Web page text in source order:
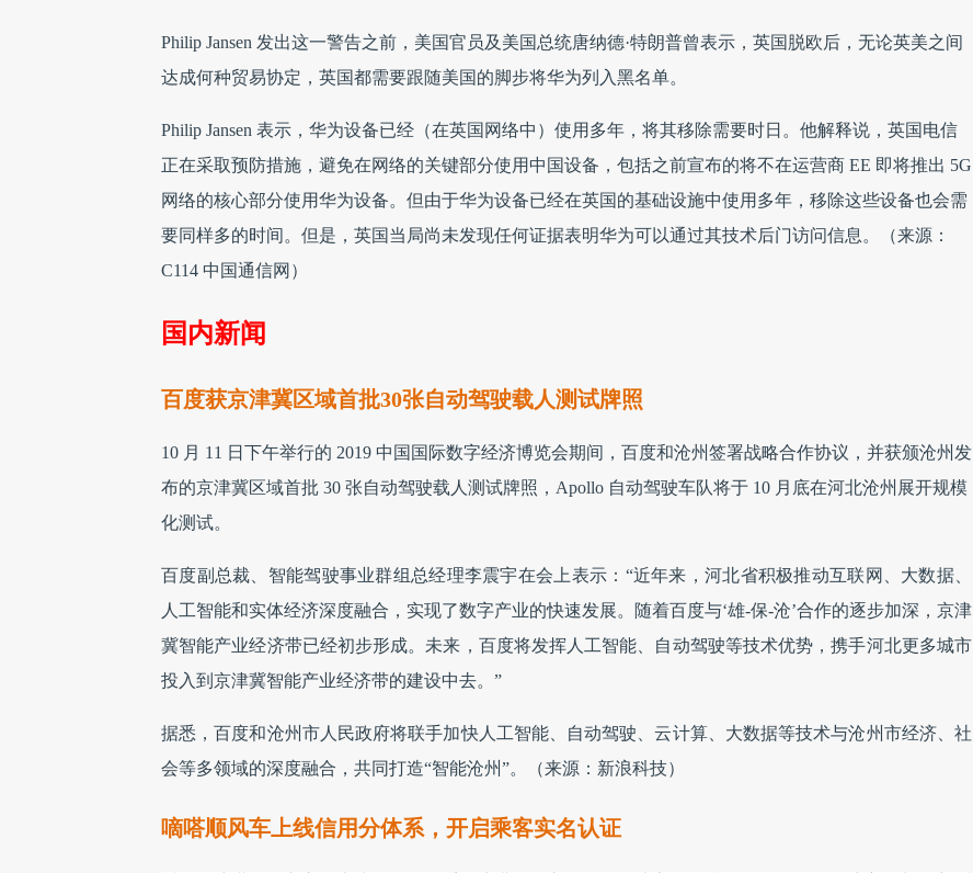
Philip Jansen 发出这一警告之前，美国官员及美国总统唐纳德·特朗普曾表示，英国脱欧后，无论英美之间
达成何种贸易协定，英国都需要跟随美国的脚步将华为列入黑名单。
Philip Jansen 表示，华为设备已经（在英国网络中）使用多年，将其移除需要时日。他解释说，英国电信
正在采取预防措施，避免在网络的关键部分使用中国设备，包括之前宣布的将不在运营商 EE 即将推出 5G
网络的核心部分使用华为设备。但由于华为设备已经在英国的基础设施中使用多年，移除这些设备也会需
要同样多的时间。但是，英国当局尚未发现任何证据表明华为可以通过其技术后门访问信息。（来源：
C114 中国通信网）
国内新闻
百度获京津冀区域首批30张自动驾驶载人测试牌照
10 月 11 日下午举行的 2019 中国国际数字经济博览会期间，百度和沧州签署战略合作协议，并获颁沧州发
布的京津冀区域首批 30 张自动驾驶载人测试牌照，Apollo 自动驾驶车队将于 10 月底在河北沧州展开规模
化测试。
百度副总裁、智能驾驶事业群组总经理李震宇在会上表示：“近年来，河北省积极推动互联网、大数据、
人工智能和实体经济深度融合，实现了数字产业的快速发展。随着百度与‘雄-保-沧’合作的逐步加深，京津
冀智能产业经济带已经初步形成。未来，百度将发挥人工智能、自动驾驶等技术优势，携手河北更多城市
投入到京津冀智能产业经济带的建设中去。”
据悉，百度和沧州市人民政府将联手加快人工智能、自动驾驶、云计算、大数据等技术与沧州市经济、社
会等多领域的深度融合，共同打造“智能沧州”。
（来源：新浪科技）
嘀嗒顺风车上线信用分体系，开启乘客实名认证